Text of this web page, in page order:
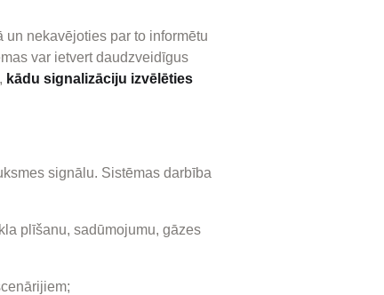
nekavējoties par to informētu
var ietvert daudzveidīgus
kādu signalizāciju izvēlēties
signālu. Sistēmas darbība
plīšanu, sadūmojumu, gāzes